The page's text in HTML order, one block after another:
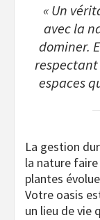
« Un
avec la
dominer.
respectant
espaces
La gestion
la nature
plantes
Votre oasis
un lieu de vie